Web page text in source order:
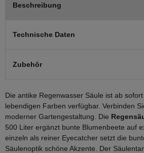
Beschreibung
Technische Daten
Zubehör
Die antike Regenwasser Säule ist ab
lebendigen Farben verfügbar. Verbinden
moderner Gartengestaltung. Die
500 Liter ergänzt bunte Blumenbeete auf
einzeln als reiner Eyecatcher setzt die
Säulenoptik schöne Akzente. Der